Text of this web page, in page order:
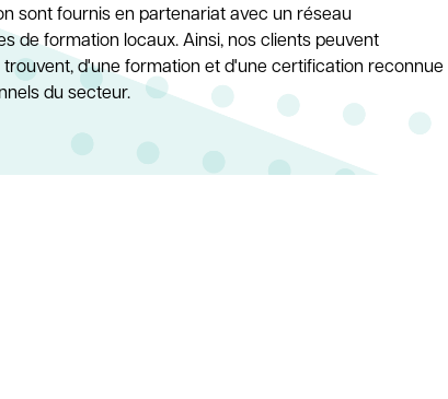
sont fournis en partenariat avec un réseau
de formation locaux. Ainsi, nos clients peuvent
trouvent, d'une formation et d'une certification reconnue
du secteur.